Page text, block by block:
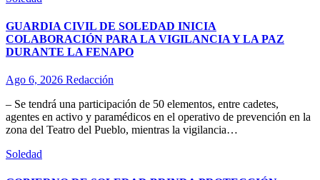
GUARDIA CIVIL DE SOLEDAD INICIA
COLABORACIÓN PARA LA VIGILANCIA Y LA PAZ
DURANTE LA FENAPO
Ago 6, 2026 Redacción
– Se tendrá una participación de 50 elementos, entre cadetes,
agentes en activo y paramédicos en el operativo de prevención en la
zona del Teatro del Pueblo, mientras la vigilancia…
Soledad